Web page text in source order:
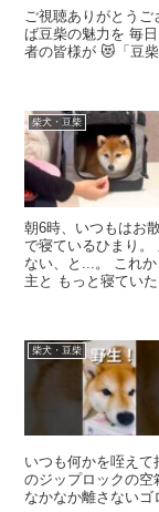
ご視聴ありがとう
ば豆柴の魅力を 毎
者の皆様が 😻「豆
柴犬・豆柴
朝6時、いつもはお
で寝ているひまり。
ない、と...。 これ
主と もっと寝てい
柴犬・豆柴
いつも何かを咥え
のジップロックの空
なかなか離さないゴ